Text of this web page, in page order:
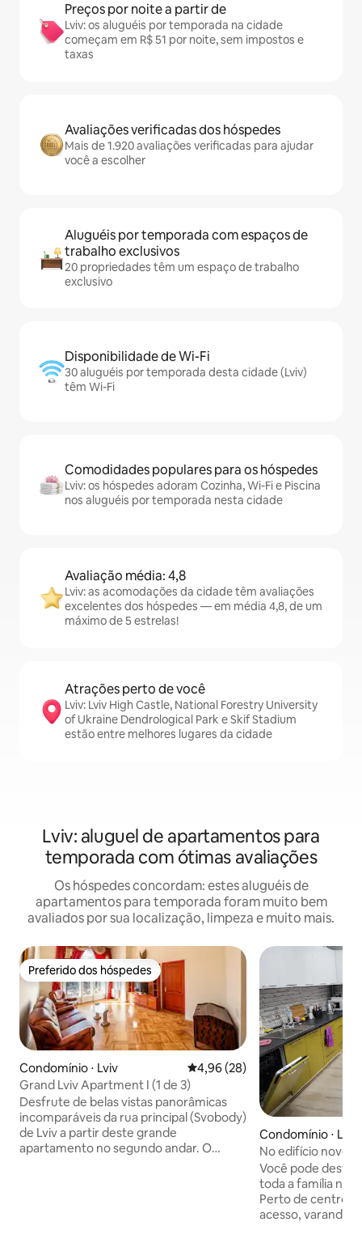
Preços por noite a partir de
Lviv: os aluguéis por temporada na cidade
começam em R$ 51 por noite, sem impostos e
taxas
Avaliações verificadas dos hóspedes
Mais de 1.920 avaliações verificadas para ajudar
você a escolher
Aluguéis por temporada com espaços de
trabalho exclusivos
20 propriedades têm um espaço de trabalho
exclusivo
Disponibilidade de Wi-Fi
30 aluguéis por temporada desta cidade (Lviv)
têm Wi-Fi
Comodidades populares para os hóspedes
Lviv: os hóspedes adoram Cozinha, Wi-Fi e Piscina
nos aluguéis por temporada nesta cidade
Avaliação média: 4,8
Lviv: as acomodações da cidade têm avaliações
excelentes dos hóspedes — em média 4,8, de um
máximo de 5 estrelas!
Atrações perto de você
Lviv: Lviv High Castle, National Forestry University
of Ukraine Dendrological Park e Skif Stadium
estão entre melhores lugares da cidade
Lviv: aluguel de apartamentos para
temporada com ótimas avaliações
Os hóspedes concordam: estes aluguéis de
apartamentos para temporada foram muito bem
avaliados por sua localização, limpeza e muito mais.
Preferido dos hóspedes
Preferido dos hóspedes
Condomínio ⋅ Lviv 4,96 de uma avaliação média
4,96 (28)
Grand Lviv Apartment I (1 de 3)
Desfrute de belas vistas panorâmicas
incomparáveis da rua principal (Svobody)
de Lviv a partir deste grande
apartamento no segundo andar. O
Condomínio ⋅ Lviv
No edifício novo
gratuito, é
grandes de 2-4-6
amigos. Fica a 1
New Point e do
Você pode
toda a família
Perto de centros
acesso, varanda